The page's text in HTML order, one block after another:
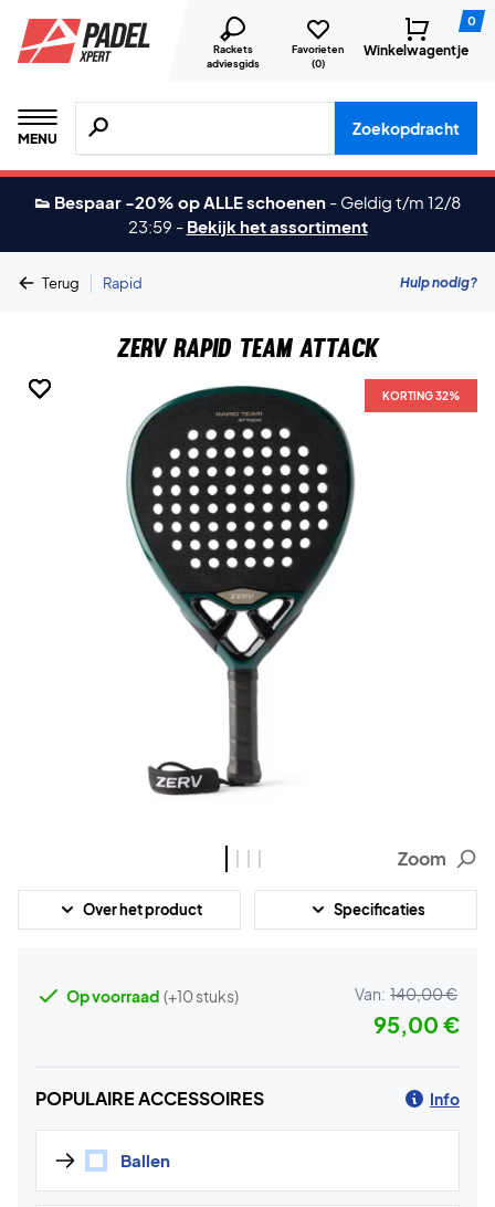
Rackets
adviesgids
Favorieten
(0)
0
Winkelwagentje
MENU
Zoeken naar producten, merken etc.
Zoekopdracht
👟 Bespaar -20% op ALLE schoenen - Geldig t/m 12/8
23:59 - Bekijk het assortiment
Terug | Rapid Hulp nodig?
ZERV Rapid Team Attack
KORTING 32%
KORTING 32%
KORTING 32%
KORTING 32%
Zoom
Over het product Specificaties
Op voorraad (+10 stuks) Van: 140,00 €
95,00 €
POPULAIRE ACCESSOIRES Info
Ballen